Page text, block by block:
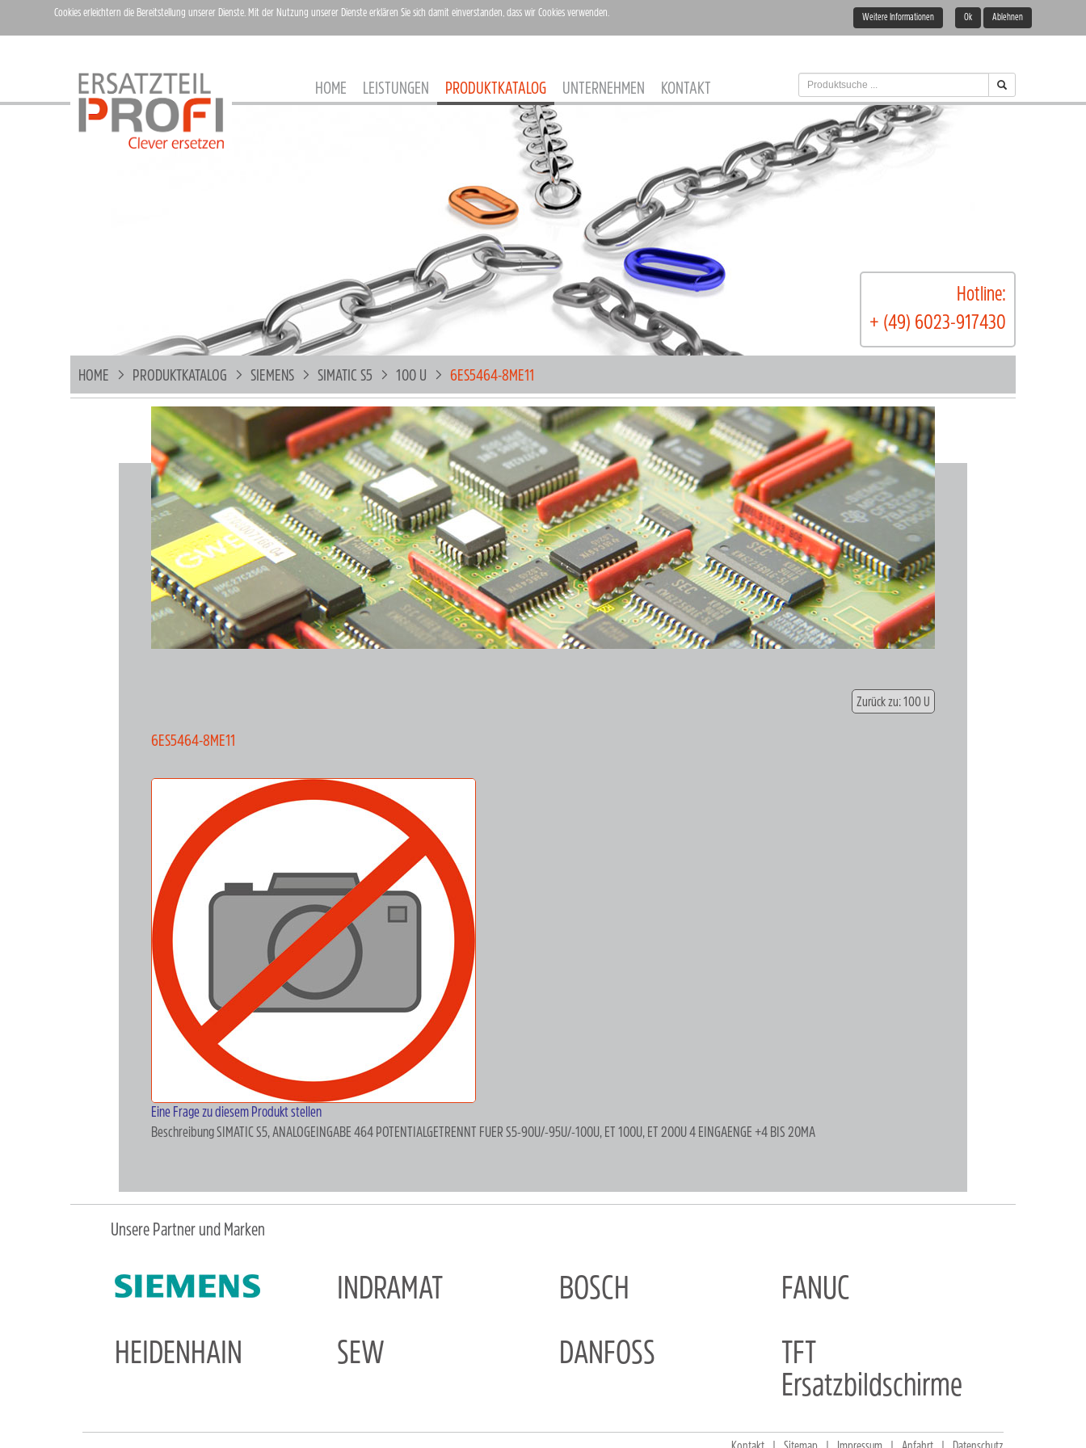
HOME LEISTUNGEN PRODUKTKATALOG UNTERNEHMEN KONTAKT
Hotline:
+ (49) 6023-917430
HOME PRODUKTKATALOG SIEMENS SIMATIC S5 100 U 6ES5464-8ME11
Zurück zu: 100 U
6ES5464-8ME11
Eine Frage zu diesem Produkt stellen
BeschreibungSIMATIC S5, ANALOGEINGABE 464 POTENTIALGETRENNT FUER S5-90U/-95U/-100U, ET 100U, ET 200U 4 EINGAENGE +4 BIS 20MA
Unsere Partner und Marken
INDRAMAT BOSCH
FANUC
HEIDENHAIN
SEW DANFOSS
TFT
Ersatzbildschirme
Cookies erleichtern die Bereitstellung unserer Dienste. Mit der Nutzung unserer Dienste erklären Sie sich damit einverstanden, dass wir Cookies verwenden. Weitere Informationen Ok Ablehnen